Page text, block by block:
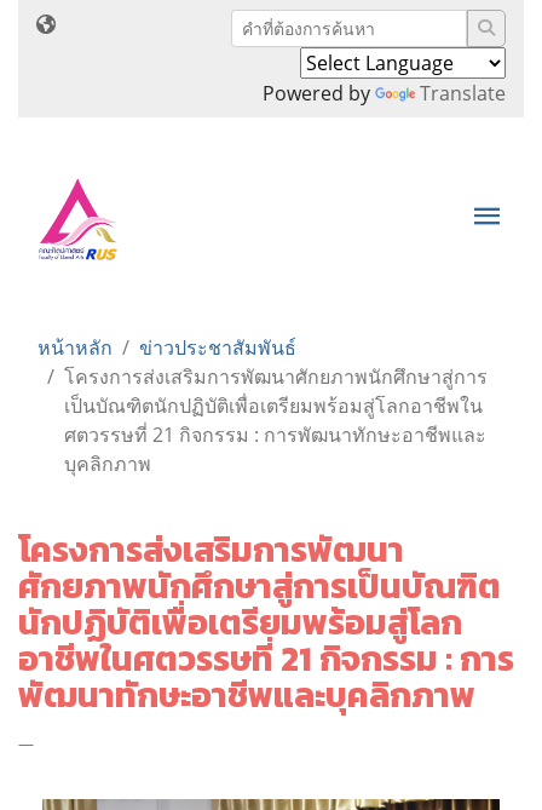
Powered by Translate
หน้าหลัก
ข่าวประชาสัมพันธ์
โครงการส่งเสริมการพัฒนาศักยภาพนักศึกษาสู่การ
เป็นบัณฑิตนักปฏิบัติเพื่อเตรียมพร้อมสู่โลกอาชีพใน
ศตวรรษที่ 21 กิจกรรม : การพัฒนาทักษะอาชีพและ
บุคลิกภาพ
โครงการส่งเสริมการพัฒนา
ศักยภาพนักศึกษาสู่การเป็นบัณฑิต
นักปฏิบัติเพื่อเตรียมพร้อมสู่โลก
อาชีพในศตวรรษที่ 21 กิจกรรม : การ
พัฒนาทักษะอาชีพและบุคลิกภาพ